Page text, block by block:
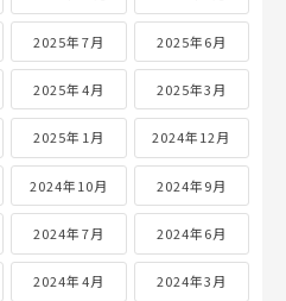
2025年7月 2025年6月
2025年4月 2025年3月
2025年1月 2024年12月
2024年10月 2024年9月
2024年7月 2024年6月
2024年4月 2024年3月